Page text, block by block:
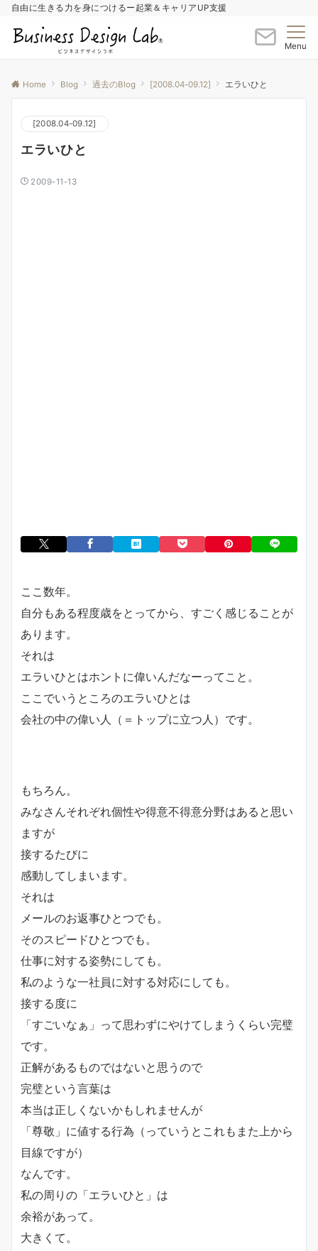
自由に生きる力を身につけるー起業＆キャリアUP支援
Menu
Home Blog 過去のBlog [2008.04-09.12] エラいひと
[2008.04-09.12]
エラいひと
2009-11-13
ここ数年。
自分もある程度歳をとってから、すごく感じることが
あります。
それは
エラいひとはホントに偉いんだなーってこと。
ここでいうところのエラいひとは
会社の中の偉い人（＝トップに立つ人）です。
もちろん。
みなさんそれぞれ個性や得意不得意分野はあると思い
ますが
接するたびに
感動してしまいます。
それは
メールのお返事ひとつでも。
そのスピードひとつでも。
仕事に対する姿勢にしても。
私のような一社員に対する対応にしても。
接する度に
「すごいなぁ」って思わずにやけてしまうくらい完璧
です。
正解があるものではないと思うので
完璧という言葉は
本当は正しくないかもしれませんが
「尊敬」に値する行為（っていうとこれもまた上から
目線ですが）
なんです。
私の周りの「エラいひと」は
余裕があって。
大きくて。